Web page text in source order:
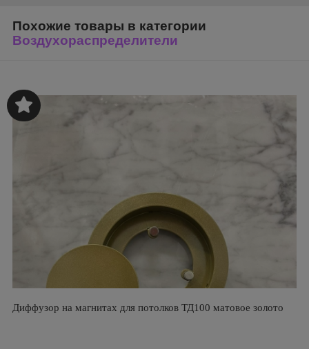
Похожие товары в категории
Воздухораспределители
Диффузор на магнитах для потолков ТД100 матовое золото